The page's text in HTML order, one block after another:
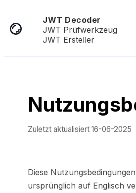
JWT Decoder
JWT Prüfwerkzeug
JWT Ersteller
Zuletzt aktualisiert 16-06-2025
Diese
ursprünglich auf Englisch